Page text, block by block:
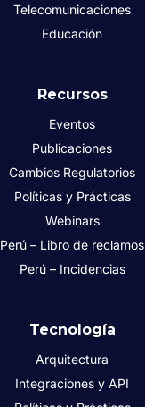
Telecomunicaciones
Educación
Recursos
Eventos
Publicaciones
Cambios Regulatorios
Políticas y Prácticas
Webinars
Perú – Libro de reclamos
Perú – Incidencias
Tecnología
Arquitectura
Integraciones y API